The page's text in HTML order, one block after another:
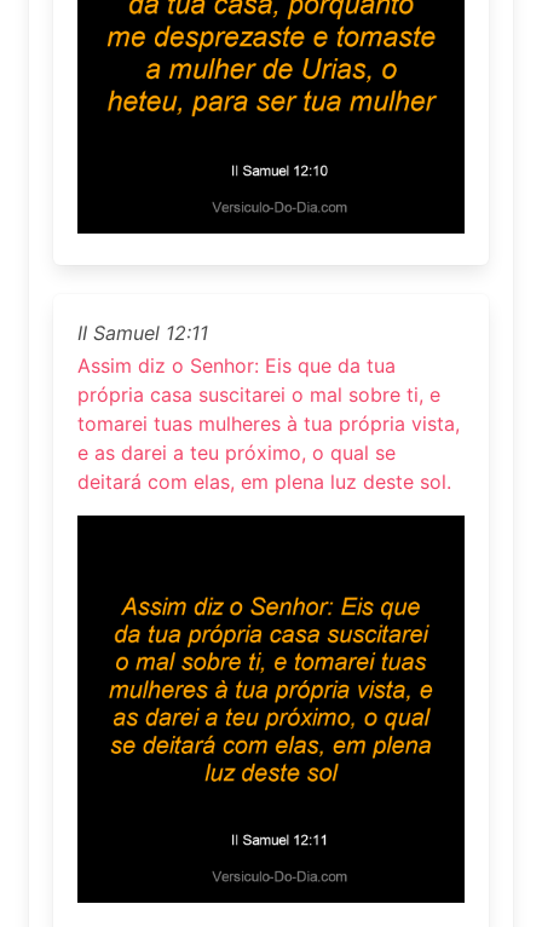
II Samuel 12:11
Assim diz o Senhor: Eis que da tua
própria casa suscitarei o mal sobre ti, e
tomarei tuas mulheres à tua própria vista,
e as darei a teu próximo, o qual se
deitará com elas, em plena luz deste sol.